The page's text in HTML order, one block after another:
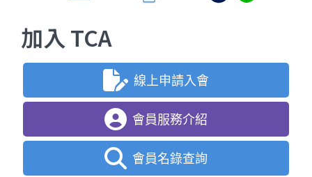
加入 TCA
線上申請入會
會員服務介紹
會員名錄查詢